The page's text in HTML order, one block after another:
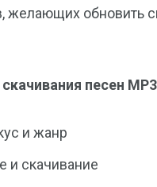
желающих обновить
песен
и жанр
и скачивание